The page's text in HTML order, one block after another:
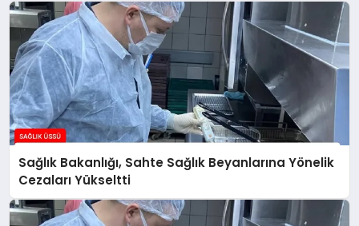
Sağlık Bakanlığı, Sahte Sağlık Beyanlarına Yönelik
Cezaları Yükseltti